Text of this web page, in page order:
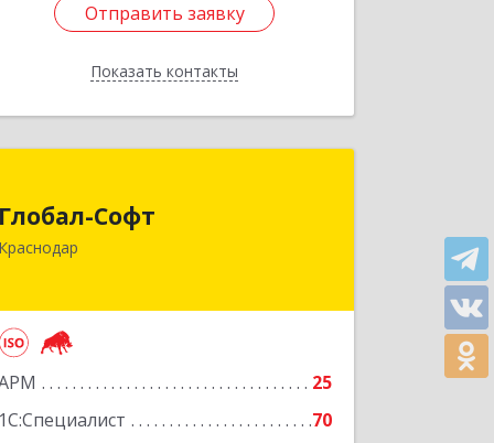
Отправить заявку
Показать контакты
Отправить заявку
Назад
Глобал-Софт
Краснодар
25
1С:Специалист
70
350018, Краснодарский край,
Краснодар г, Сормовская ул, дом № 7
Подробнее